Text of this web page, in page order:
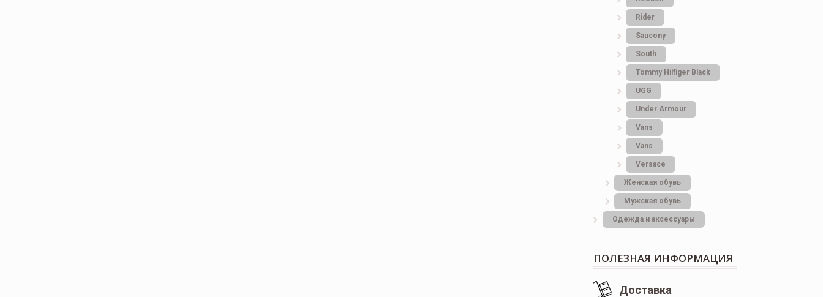
Rider
Saucony
South
Tommy Hilfiger Black
UGG
Under Armour
Vans
Vans
Versace
Женская обувь
Мужская обувь
Одежда и аксессуары
ПОЛЕЗНАЯ ИНФОРМАЦИЯ
Доставка